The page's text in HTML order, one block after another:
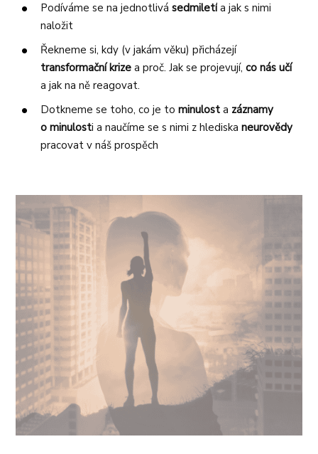
Podíváme se na jednotlivásedmiletí a jak s nimi
naložit
Řekneme si, kdy (v jakám věku) přicházejí
transformační krize a proč. Jak se projevují,co nás učí
a jak na ně reagovat.
Dotkneme se toho, co je tominulosta záznamy
o minulosti a naučíme se s nimi z hlediskaneurovědy
pracovat v náš prospěch